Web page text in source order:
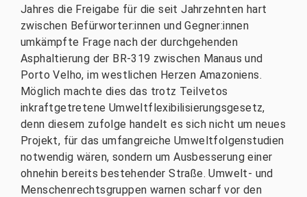
Jahres die Freigabe für die seit Jahrzehnten hart
zwischen Befürworter:innen und Gegner:innen
umkämpfte Frage nach der durchgehenden
Asphaltierung der BR-319 zwischen Manaus und
Porto Velho, im westlichen Herzen Amazoniens.
Möglich machte dies das trotz Teilvetos
inkraftgetretene Umweltflexibilisierungsgesetz,
denn diesem zufolge handelt es sich nicht um neues
Projekt, für das umfangreiche Umweltfolgenstudien
notwendig wären, sondern um Ausbesserung einer
ohnehin bereits bestehender Straße. Umwelt- und
Menschenrechtsgruppen warnen scharf vor den